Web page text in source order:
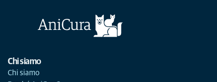
Chi siamo
Chi siamo